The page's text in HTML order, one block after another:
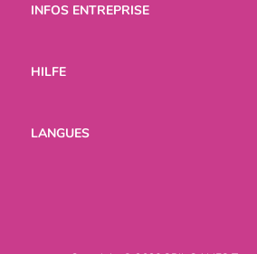
INFOS ENTREPRISE
HILFE
LANGUES